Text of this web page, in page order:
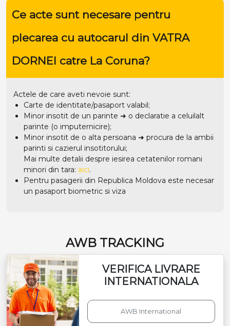
Ce acte sunt necesare pentru
plecarea cu autocarul din VATRA
DORNEI catre La Coruna?
Actele de care aveti nevoie sunt:
Carte de identitate/pasaport valabil;
Minor insotit de un parinte ➜ o declaratie a celuilalt
parinte (o imputernicire);
Minor insotit de o alta persoana ➜ procura de la ambii
parinti si cazierul insotitorului;
Mai multe detalii despre iesirea cetatenilor romani
minori din tara: aici.
Pentru pasagerii din Republica Moldova este necesar
un pasaport biometric si viza
AWB TRACKING
VERIFICA LIVRARE
INTERNATIONALA